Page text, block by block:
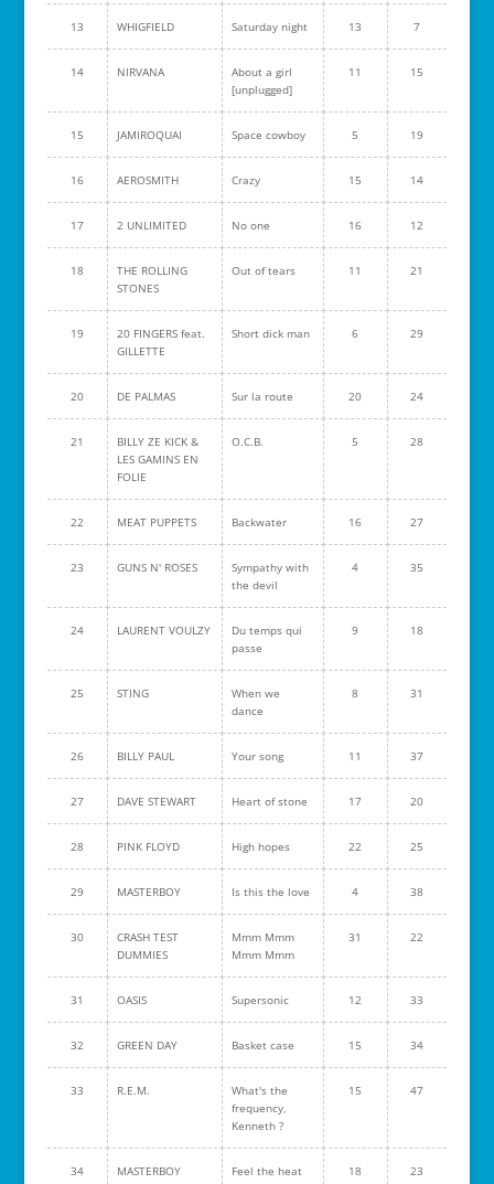
13 WHIGFIELD Saturday night 13 7
14 NIRVANA
About a girl
[unplugged]
11 15
15 JAMIROQUAI Space cowboy 5 19
16 AEROSMITH Crazy 15 14
17 2 UNLIMITED No one 16 12
18
THE ROLLING
STONES
Out of tears 11 21
19
20 FINGERS feat.
GILLETTE
Short dick man 6 29
20 DE PALMAS Sur la route 20 24
21
BILLY ZE KICK &
LES GAMINS EN
FOLIE
O.C.B. 5 28
22 MEAT PUPPETS Backwater 16 27
23 GUNS N' ROSES
Sympathy with
the devil
4 35
24 LAURENT VOULZY
Du temps qui
passe
9 18
25 STING
When we
dance
8 31
26 BILLY PAUL Your song 11 37
27 DAVE STEWART Heart of stone 17 20
28 PINK FLOYD High hopes 22 25
29 MASTERBOY Is this the love 4 38
30
CRASH TEST
DUMMIES
Mmm Mmm
Mmm Mmm
31 22
31 OASIS Supersonic 12 33
32 GREEN DAY Basket case 15 34
33 R.E.M.
What's the
frequency,
Kenneth ?
15 47
34 MASTERBOY
Feel the heat
18 23